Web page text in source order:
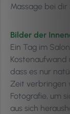
Massage bei dir
Bilder der
Ein Tag im
Kostenaufwand
dass es nur
Zeit verbringen
Fotografie, um
aus sich